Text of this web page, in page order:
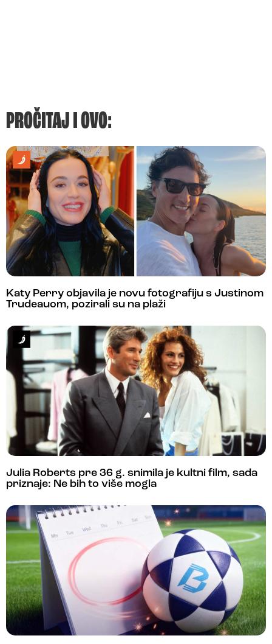
PROČITAJ I OVO:
Katy Perry objavila je novu fotografiju s Justinom
Trudeauom, pozirali su na plaži
Julia Roberts pre 36 g. snimila je kultni film, sada
priznaje: Ne bih to više mogla